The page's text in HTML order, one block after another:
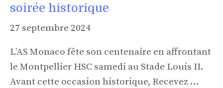
soirée historique
27 septembre 2024
L’AS Monaco fête son centenaire en affrontant
le Montpellier HSC samedi au Stade Louis II.
Avant cette occasion historique, Recevez …